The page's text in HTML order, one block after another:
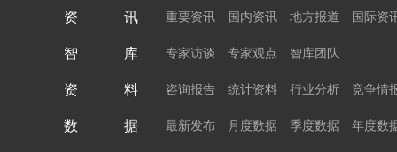
资讯 重要资讯 国内资讯 地方报道 国际资
智库 专家访谈 专家观点 智库团队
资料 咨询报告 统计资料 行业分析 竞争情
数据 最新发布 月度数据 季度数据 年度数